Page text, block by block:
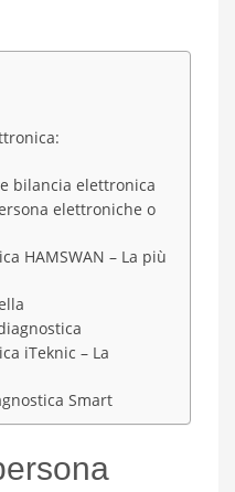
bilancia elettronica
elettroniche o
HAMSWAN – La più
iTeknic – La
Smart